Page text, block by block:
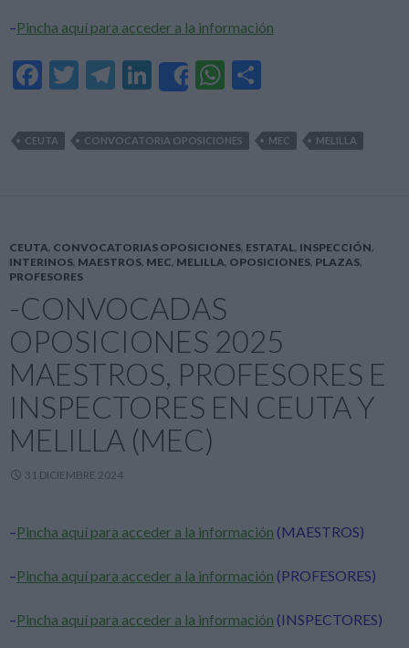
–Pincha aquí para acceder a la información
F
e
b
k
T
itt
er
T
e
gr
Li
n
ke
dI
Share
W
at
s
p
m
p
r
CEUTA CONVOCATORIA OPOSICIONES MEC MELILLA
CEUTA, CONVOCATORIAS OPOSICIONES, ESTATAL, INSPECCIÓN,
INTERINOS, MAESTROS, MEC, MELILLA, OPOSICIONES, PLAZAS,
PROFESORES
-CONVOCADAS
OPOSICIONES 2025
MAESTROS, PROFESORES E
INSPECTORES EN CEUTA Y
MELILLA (MEC)
31 DICIEMBRE 2024
–Pincha aquí para acceder a la información (MAESTROS)
–Pincha aquí para acceder a la información (PROFESORES)
–Pincha aquí para acceder a la información (INSPECTORES)